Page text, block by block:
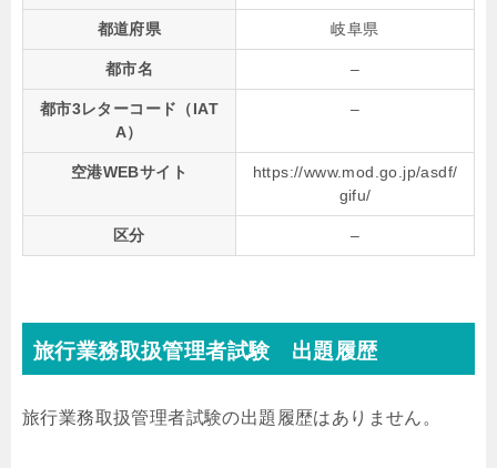
都道府県 岐阜県
都市名 –
都市3レターコード（IAT
A）
–
空港WEBサイト
https://www.mod.go.jp/asdf/
gifu/
区分 –
旅行業務取扱管理者試験 出題履歴
旅行業務取扱管理者試験の出題履歴はありません。